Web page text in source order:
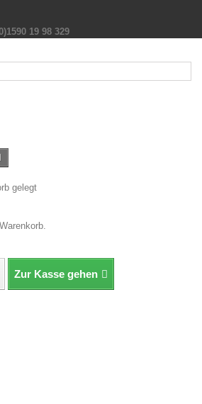
19 98 329
gelegt
Zur Kasse gehen